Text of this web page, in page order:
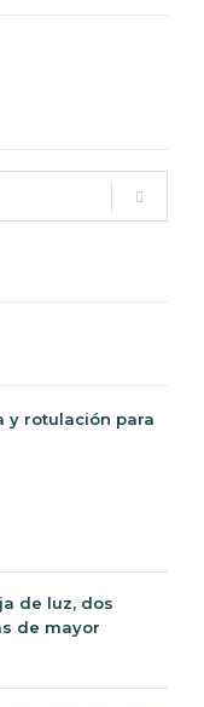
y rotulación para
de luz, dos
de mayor